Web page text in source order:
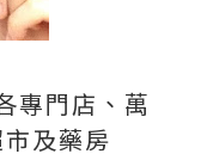
門店、萬
及藥房